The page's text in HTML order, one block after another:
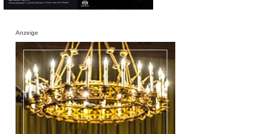
Anzeige